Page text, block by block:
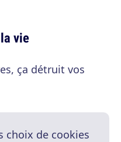
vie
ça détruit vos
choix de cookies